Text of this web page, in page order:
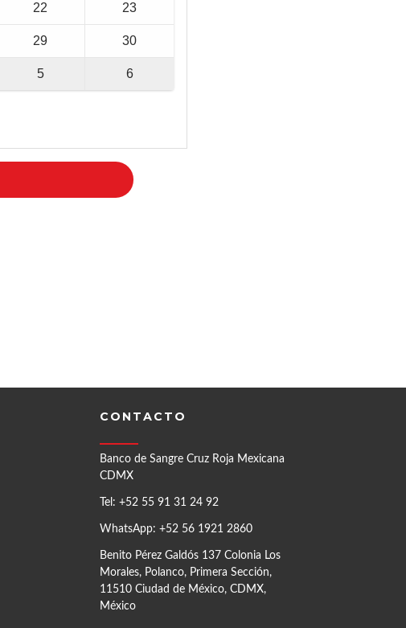
22 23
29 30
5 6
CONTACTO
Banco de Sangre Cruz Roja Mexicana
CDMX
Tel: +52 55 91 31 24 92
WhatsApp: +52 56 1921 2860
Benito Pérez Galdós 137 Colonia Los
Morales, Polanco, Primera Sección,
11510 Ciudad de México, CDMX,
México